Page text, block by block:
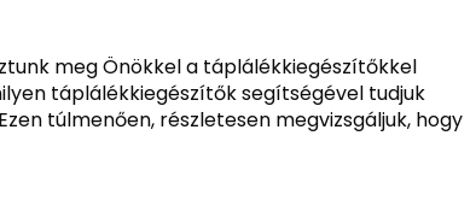
meg Önökkel a táplálékkiegészítőkkel
táplálékkiegészítők segítségével tudjuk
túlmenően, részletesen megvizsgáljuk, hogy